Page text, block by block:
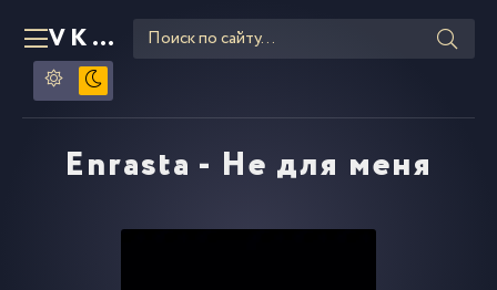
VKLIPE RU
Enrasta - Не для меня